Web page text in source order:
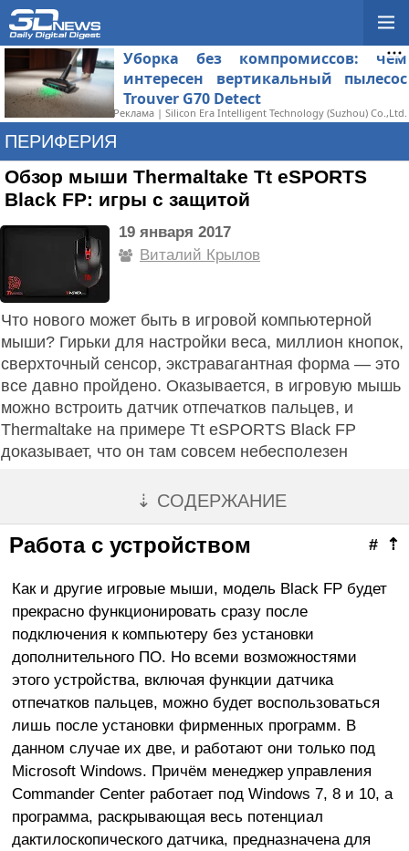
Уборка без компромиссов: чем
интересен вертикальный пылесос
Trouver G70 Detect
Реклама | Silicon Era Intelligent Technology (Suzhou) Co.,Ltd.
ПЕРИФЕРИЯ
Обзор мыши Thermaltake Tt eSPORTS
Black FP: игры с защитой
19 января 2017
Виталий Крылов
Что нового может быть в игровой компьютерной
мыши? Гирьки для настройки веса, миллион кнопок,
сверхточный сенсор, экстравагантная форма — это
все давно пройдено. Оказывается, в игровую мышь
можно встроить датчик отпечатков пальцев, и
Thermaltake на примере Tt eSPORTS Black FP
доказывает, что он там совсем небесполезен
⇣ СОДЕРЖАНИЕ
⇡
#
Работа с устройством
Как и другие игровые мыши, модель Black FP будет
прекрасно функционировать сразу после
подключения к компьютеру без установки
дополнительного ПО. Но всеми возможностями
этого устройства, включая функции датчика
отпечатков пальцев, можно будет воспользоваться
лишь после установки фирменных программ. В
данном случае их две, и работают они только под
Microsoft Windows. Причём менеджер управления
Commander Center работает под Windows 7, 8 и 10, а
программа, раскрывающая весь потенциал
дактилоскопического датчика, предназначена для